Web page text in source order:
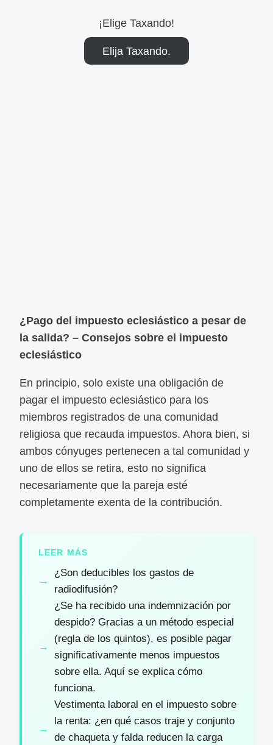
¡Elige Taxando!
Elija Taxando.
¿Pago del impuesto eclesiástico a pesar de
la salida? – Consejos sobre el impuesto
eclesiástico
En principio, solo existe una obligación de
pagar el impuesto eclesiástico para los
miembros registrados de una comunidad
religiosa que recauda impuestos. Ahora bien, si
ambos cónyuges pertenecen a tal comunidad y
uno de ellos se retira, esto no significa
necesariamente que la pareja esté
completamente exenta de la contribución.
LEER MÁS
¿Son deducibles los gastos de
radiodifusión?
¿Se ha recibido una indemnización por
despido? Gracias a un método especial
(regla de los quintos), es posible pagar
significativamente menos impuestos
sobre ella. Aquí se explica cómo
funciona.
Vestimenta laboral en el impuesto sobre
la renta: ¿en qué casos traje y conjunto
de chaqueta y falda reducen la carga